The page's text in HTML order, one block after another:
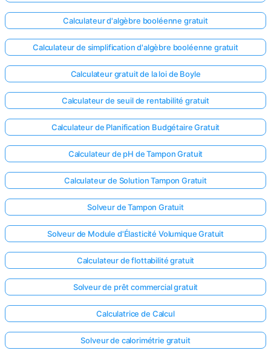
Calculateur d'algèbre booléenne gratuit
Calculateur de simplification d'algèbre booléenne gratuit
Calculateur gratuit de la loi de Boyle
Calculateur de seuil de rentabilité gratuit
Calculateur de Planification Budgétaire Gratuit
Calculateur de pH de Tampon Gratuit
Calculateur de Solution Tampon Gratuit
Solveur de Tampon Gratuit
Solveur de Module d'Élasticité Volumique Gratuit
Calculateur de flottabilité gratuit
Solveur de prêt commercial gratuit
Calculatrice de Calcul
Solveur de calorimétrie gratuit